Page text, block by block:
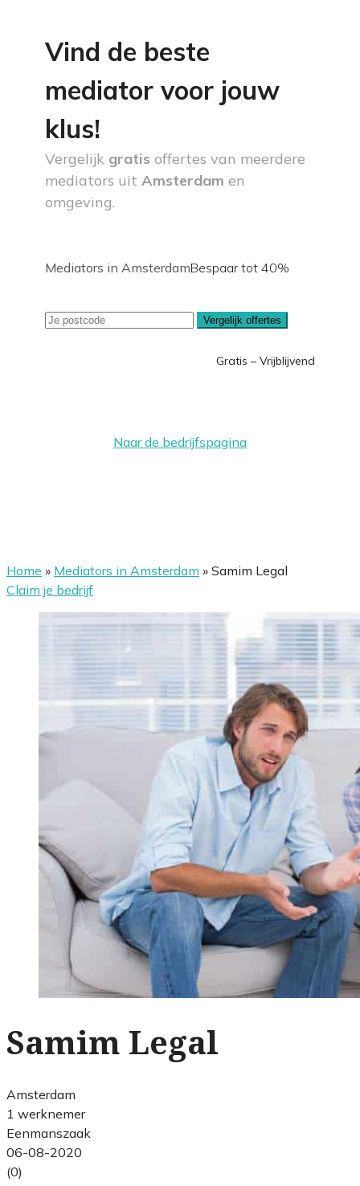
Vind de beste
mediator voor jouw
klus!
Vergelijk gratis offertes van meerdere
mediators uit Amsterdam en
omgeving.
Mediators in AmsterdamBespaar tot 40%
Vergelijk offertes
Gratis – Vrijblijvend
Naar de bedrijfspagina
Home » Mediators in Amsterdam » Samim Legal
Claim je bedrijf
Samim Legal
Amsterdam
1 werknemer
Eenmanszaak
06-08-2020
(0)